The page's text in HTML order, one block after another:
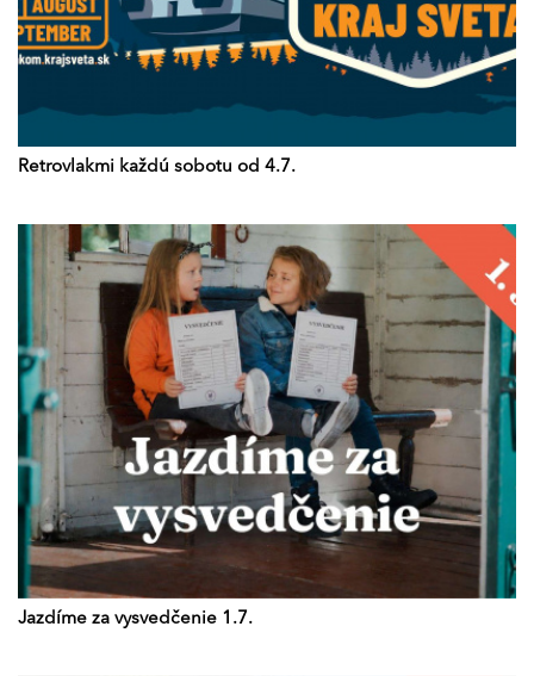
Retrovlakmi každú sobotu od 4.7.
Jazdíme za vysvedčenie 1.7.